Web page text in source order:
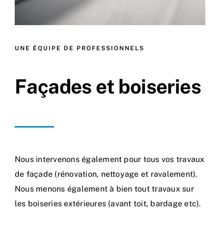
UNE ÉQUIPE DE PROFESSIONNELS
Façades et boiseries
Nous intervenons également pour tous vos travaux
de façade (rénovation, nettoyage et ravalement).
Nous menons également à bien tout travaux sur
les boiseries extérieures (avant toit, bardage etc).